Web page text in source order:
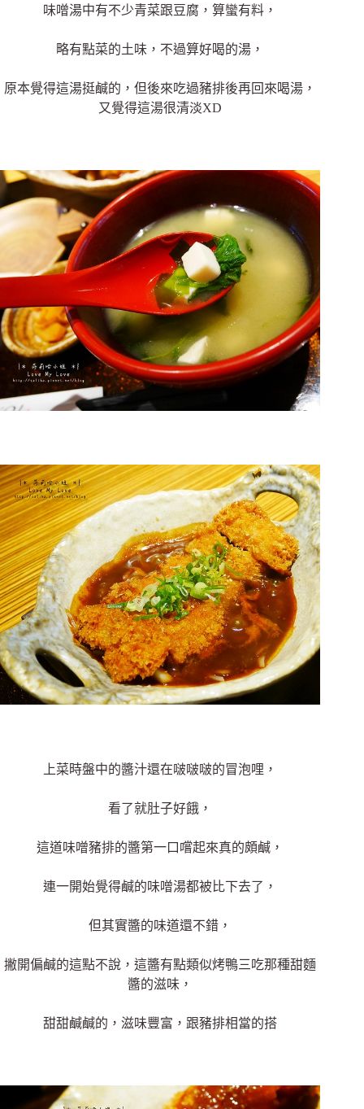
味噌湯中有不少青菜跟豆腐，算蠻有料，
略有點菜的土味，不過算好喝的湯，
原本覺得這湯挺鹹的，但後來吃過豬排後再回來喝湯，
又覺得這湯很清淡XD
上菜時盤中的醬汁還在啵啵啵的冒泡哩，
看了就肚子好餓，
這道味噌豬排的醬第一口嚐起來真的頗鹹，
連一開始覺得鹹的味噌湯都被比下去了，
但其實醬的味道還不錯，
撇開偏鹹的這點不說，這醬有點類似烤鴨三吃那種甜麵
醬的滋味，
甜甜鹹鹹的，滋味豐富，跟豬排相當的搭